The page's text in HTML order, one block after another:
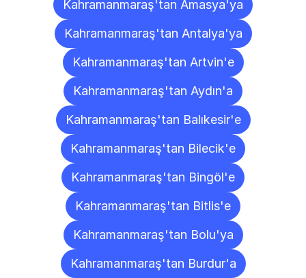
Kahramanmaraş'tan Amasya'ya
Kahramanmaraş'tan Antalya'ya
Kahramanmaraş'tan Artvin'e
Kahramanmaraş'tan Aydın'a
Kahramanmaraş'tan Balıkesir'e
Kahramanmaraş'tan Bilecik'e
Kahramanmaraş'tan Bingöl'e
Kahramanmaraş'tan Bitlis'e
Kahramanmaraş'tan Bolu'ya
Kahramanmaraş'tan Burdur'a